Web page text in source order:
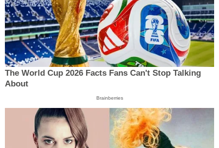
The World Cup 2026 Facts Fans Can't Stop Talking
About
Brainberries